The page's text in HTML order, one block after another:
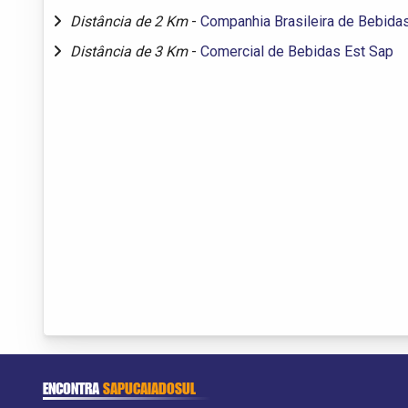
Distância de 2 Km - Companhia Brasileira de
Distância de 3 Km - Comercial de Bebidas Est Sap
ENCONTRASAPUCAIADOSUL